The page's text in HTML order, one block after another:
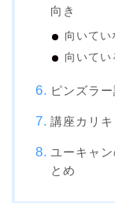
向き
向いてい
向いてい
ピンズラ
講座カリ
ユーキャ
とめ